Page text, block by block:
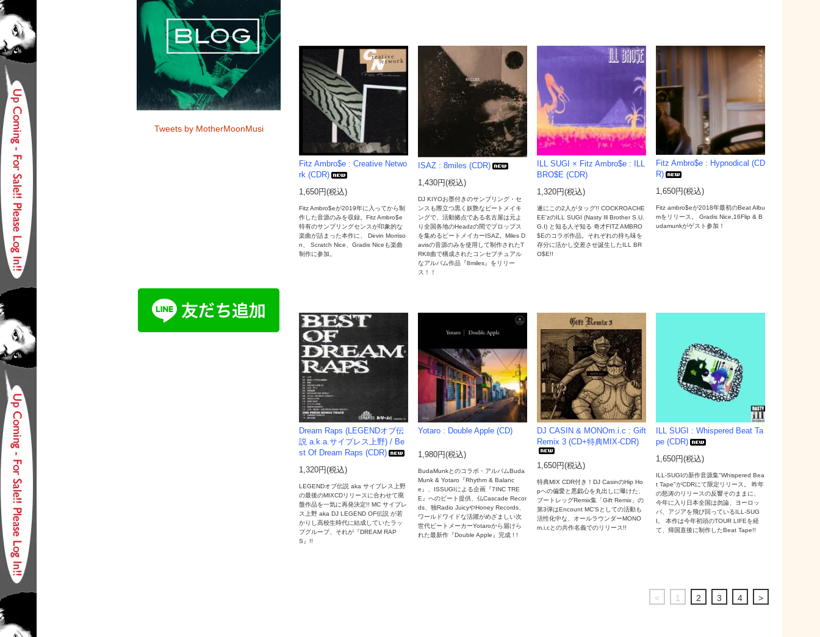
Fitz Ambro$e : Creative Netwo
rk (CDR)
1,650円(税込)
Fitz Ambro$eが2019年に入ってから制
作した音源のみを収録。Fitz Ambro$e
特有のサンプリングセンスが印象的な
楽曲が詰まった本作に、 Devin Morriso
n、 Scratch Nice、Gradis Niceも楽曲
制作に参加。
ISAZ : 8miles (CDR)
1,430円(税込)
DJ KIYOお墨付きのサンプリング・セ
ンスも際立つ黒く妖艶なビートメイキ
ングで、活動拠点である名古屋は元よ
り全国各地のHeadzの間でプロップス
を集めるビートメイカーISAZ。Miles D
avisの音源のみを使用して制作されたT
RK8曲で構成されたコンセプチュアル
なアルバム作品『8miles』をリリー
ス！！
ILL SUGI × Fitz Ambro$e : ILL
BRO$E (CDR)
1,320円(税込)
遂にこの2人がタッグ!! COCKROACHE
EE'zのILL SUGI (Nasty Ill Brother S.U.
G.I) と知る人ぞ知る 奇才FITZ AMBRO
$Eのコラボ作品。それぞれの持ち味を
存分に活かし交差させ誕生したILL BR
O$E!!
Fitz Ambro$e : Hypnodical (CD
R)
1,650円(税込)
Fitz ambro$eが2018年最初のBeat Albu
mをリリース。 Gradis Nice,16Flip & B
udamunkがゲスト参加！
Dream Raps (LEGENDオブ伝
説 a.k.a.サイプレス上野) / Be
st Of Dream Raps (CDR)
1,320円(税込)
LEGENDオブ伝説 aka サイプレス上野
の最後のMIXCDリリースに合わせて廃
盤作品を一気に再発決定!! MC サイプレ
ス上野 aka DJ LEGEND OF伝説 が若
かりし高校生時代に結成していたラッ
プグループ、それが『DREAM RAP
S』!!
Yotaro : Double Apple (CD)
1,980円(税込)
BudaMunkとのコラボ・アルバムBuda
Munk & Yotaro『Rhythm & Balanc
e』、ISSUGIによる企画『7INC TRE
E』へのビート提供、仏Cascade Recor
ds、独Radio JuicyやHoney Records、
ワールドワイドな活躍がめざましい次
世代ビートメーカーYotaroから届けら
れた最新作『Double Apple』完成 ! !
DJ CASIN & MONOm.i.c : Gift
Remix 3 (CD+特典MIX-CDR)
1,650円(税込)
特典MIX CDR付き！DJ CasinのHip Ho
pへの偏愛と悪戯心を丸出しに曝けた、
ブートレッグRemix集「Gift Remix」の
第3弾はEncount MC’Sとしての活動も
活性化中な、オールラウンダーMONO
m.i.cとの共作名義でのリリース!!
ILL SUGI : Whispered Beat Ta
pe (CDR)
1,650円(税込)
ILL-SUGIの新作音源集''Whispered Bea
t Tape"がCDRにて限定リリース。 昨年
の怒涛のリリースの反響そのままに、
今年に入り日本全国は勿論、ヨーロッ
パ、アジアを飛び回っているILL-SUG
I。 本作は今年初頭のTOUR LIFEを経
て、帰国直後に制作したBeat Tape!!
< 1 2 3 4 >
Tweets by MotherMoonMusi